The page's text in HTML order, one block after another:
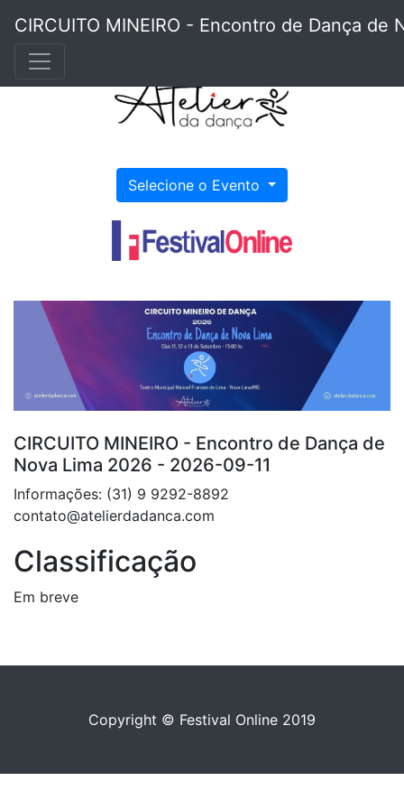
CIRCUITO MINEIRO - Encontro de Dança de
Selecione o Evento
CIRCUITO MINEIRO - Encontro de Dança de
Nova Lima 2026 - 2026-09-11
Informações: (31) 9 9292-8892
contato@atelierdadanca.com
Classificação
Em breve
Copyright © Festival Online 2019